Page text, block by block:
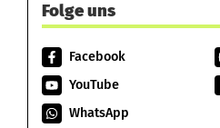
Folge uns
Facebook
YouTube
WhatsApp